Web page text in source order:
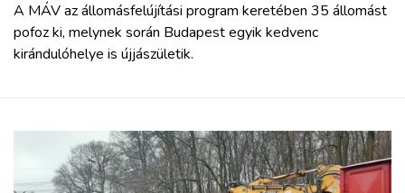
A MÁV az állomásfelújítási program keretében 35 állomást
pofoz ki, melynek során Budapest egyik kedvenc
kirándulóhelye is újjászületik.